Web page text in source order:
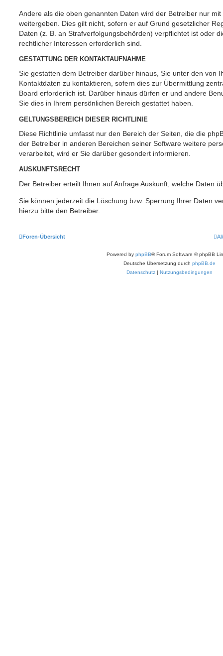
Andere als die oben genannten Daten wird der Betreiber nur
weitergeben. Dies gilt nicht, sofern er auf Grund gesetzlicher
Daten (z. B. an Strafverfolgungsbehörden) verpflichtet ist oder
rechtlicher Interessen erforderlich sind.
GESTATTUNG DER KONTAKTAUFNAHME
Sie gestatten dem Betreiber darüber hinaus, Sie unter den von
Kontaktdaten zu kontaktieren, sofern dies zur Übermittlung
Board erforderlich ist. Darüber hinaus dürfen er und andere
Sie dies in Ihrem persönlichen Bereich gestattet haben.
GELTUNGSBEREICH DIESER RICHTLINIE
Diese Richtlinie umfasst nur den Bereich der Seiten, die die
der Betreiber in anderen Bereichen seiner Software weitere
verarbeitet, wird er Sie darüber gesondert informieren.
AUSKUNFTSRECHT
Der Betreiber erteilt Ihnen auf Anfrage Auskunft, welche Daten
Sie können jederzeit die Löschung bzw. Sperrung Ihrer Daten
hierzu bitte den Betreiber.
Foren-Übersicht
Powered by phpBB® Forum Software © phpBB
Deutsche Übersetzung durch phpBB.de
Datenschutz
Nutzungsbedingungen